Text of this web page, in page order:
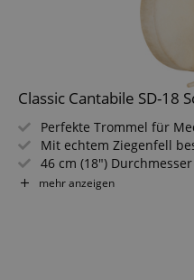
Classic Cantabile SD-18
Perfekte Trommel für
Mit echtem Ziegenfell
46 cm (18")
Inklusive Schlägel für
Mit Halteschlaufe -
Natur-Instrument für
mehr anzeigen